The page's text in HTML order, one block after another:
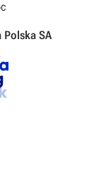
Polska SA